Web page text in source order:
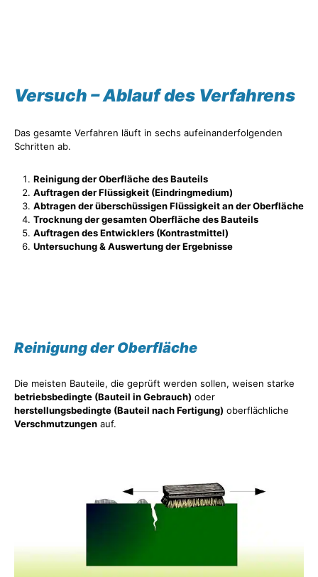
Versuch – Ablauf des Verfahrens
Das gesamte Verfahren läuft in sechs aufeinanderfolgenden
Schritten ab.
Reinigung der Oberfläche des Bauteils
Auftragen der Flüssigkeit (Eindringmedium)
Abtragen der überschüssigen Flüssigkeit an der Oberfläche
Trocknung der gesamten Oberfläche des Bauteils
Auftragen des Entwicklers (Kontrastmittel)
Untersuchung & Auswertung der Ergebnisse
Reinigung der Oberfläche
Die meisten Bauteile, die geprüft werden sollen, weisen starke
betriebsbedingte (Bauteil in Gebrauch) oder
herstellungsbedingte (Bauteil nach Fertigung) oberflächliche
Verschmutzungen auf.